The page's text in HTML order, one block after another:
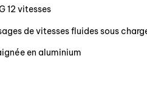
12 vitesses
de vitesses fluides sous
en aluminium